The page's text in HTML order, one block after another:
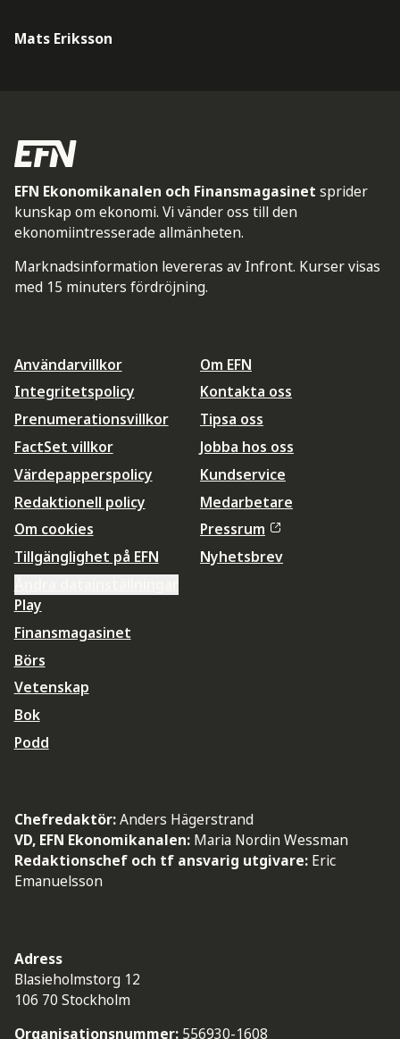
Mats Eriksson
EFN Ekonomikanalen och Finansmagasinet sprider
kunskap om ekonomi. Vi vänder oss till den
ekonomiintresserade allmänheten.
Marknadsinformation levereras av Infront. Kurser visas
med 15 minuters fördröjning.
Användarvillkor
Integritetspolicy
Prenumerationsvillkor
FactSet villkor
Värdepapperspolicy
Redaktionell policy
Om cookies
Tillgänglighet på EFN
Om EFN
Kontakta oss
Tipsa oss
Jobba hos oss
Kundservice
Medarbetare
Pressrum
Nyhetsbrev
Play
Finansmagasinet
Börs
Vetenskap
Bok
Podd
Chefredaktör:Anders Hägerstrand
VD, EFN Ekonomikanalen: Maria Nordin Wessman
Redaktionschef och tf ansvarig utgivare: Eric
Emanuelsson
Adress
Blasieholmstorg 12
106 70 Stockholm
Organisationsnummer: 556930-1608